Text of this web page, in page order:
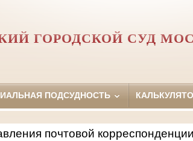
ГОРОДСКОЙ СУД
ПОДСУДНОСТЬ
почтовой